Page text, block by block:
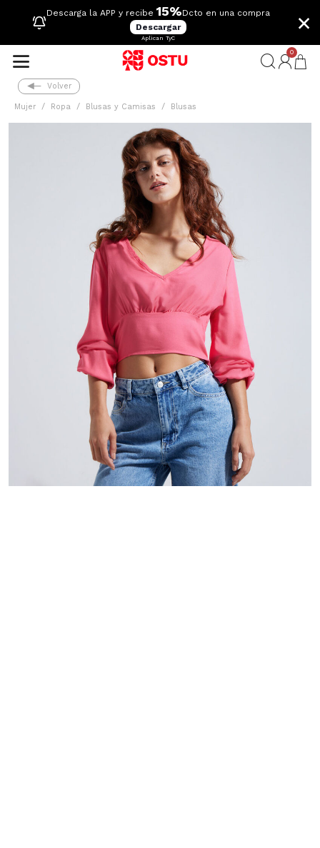
Descarga la APP y recibe 15%Dcto en una compra
Descargar
Aplican TyC
×
0
Volver
Mujer Ropa Blusas y Camisas Blusas